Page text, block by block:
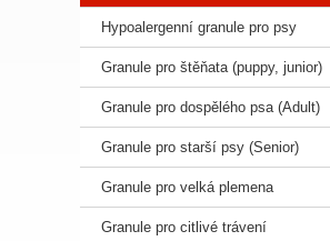
Hypoalergenní granule pro psy
Granule pro štěňata (puppy, junior)
Granule pro dospělého psa (Adult)
Granule pro starší psy (Senior)
Granule pro velká plemena
Granule pro citlivé trávení